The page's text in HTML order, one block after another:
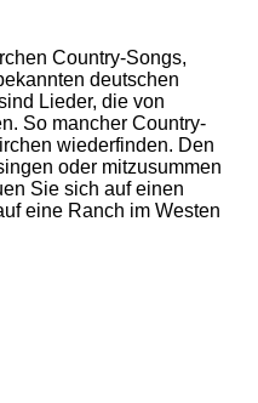
Country-Songs,
deutschen
Lieder, die von
So mancher Country-
wiederfinden. Den
oder mitzusummen
Sie sich auf einen
eine Ranch im Westen